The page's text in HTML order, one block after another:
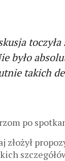
było
takich
po